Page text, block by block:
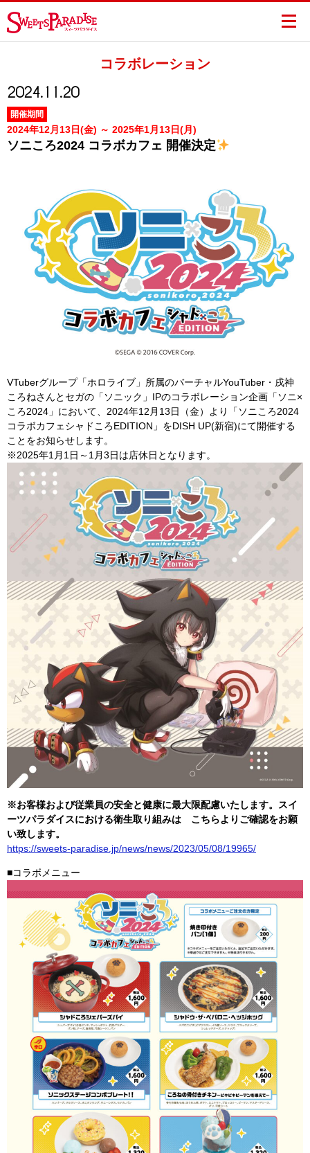
コラボレーション
2024.11.20
開催期間
2024年12月13日(金) ～ 2025年1月13日(月)
ソニころ2024 コラボカフェ 開催決定
VTuberグループ「ホロライブ」所属のバーチャルYouTuber・戌神
ころねさんとセガの「ソニック」IPのコラボレーション企画「ソニ×
ころ2024」において、2024年12月13日（金）より「ソニころ2024
コラボカフェシャドころEDITION」をDISH UP(新宿)にて開催する
ことをお知らせします。
※2025年1月1日～1月3日は店休日となります。
※お客様および従業員の安全と健康に最大限配慮いたします。スイ
ーツパラダイスにおける衛生取り組みは こちらよりご確認をお願
い致します。
https://sweets-paradise.jp/news/news/2023/05/08/19965/
■コラボメニュー